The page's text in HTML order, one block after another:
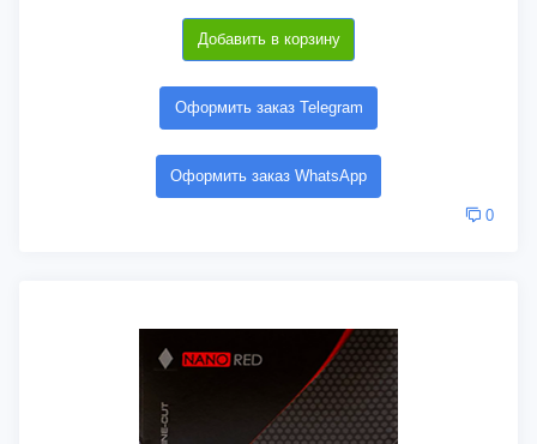
Добавить в корзину
Оформить заказ Telegram
Оформить заказ WhatsApp
0